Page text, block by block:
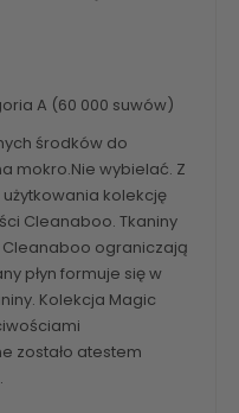
A (60 000 suwów)
środków do
mokro.Nie wybielać. Z
kolekcję
Cleanaboo. Tkaniny
ograniczają
płyn formuje się w
Kolekcja Magic
zostało atestem